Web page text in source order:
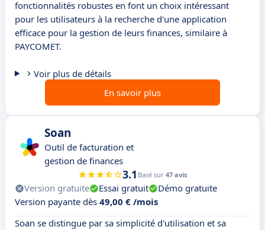
fonctionnalités robustes en font un choix intéressant
pour les utilisateurs à la recherche d'une application
efficace pour la gestion de leurs finances, similaire à
PAYCOMET.
Voir plus de détails
En savoir plus
Soan
Outil de facturation et
gestion de finances
3.1 Basé sur 47 avis
Version gratuite Essai gratuit
Démo gratuite
Version payante dès 49,00 € /mois
Soan se distingue par sa simplicité d'utilisation et sa